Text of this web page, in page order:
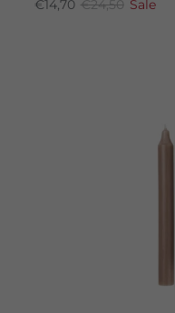
€14,70 €24,50 Sale